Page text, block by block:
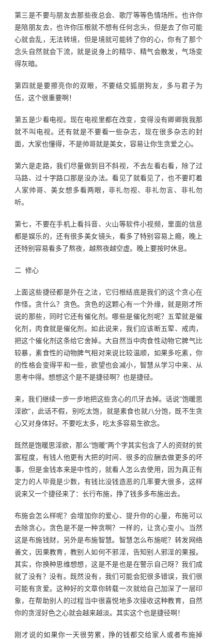
第三是不要与朋友去那些夜总会、歌厅等等色情场所。也许你
是陪朋友去，也许你压根就不想有任何念头，但是去了你可能
心就会乱，无法转境，但是境就可能转了你的心，你有了那个
念头自然就会下流，就是说身上的精华、精气会散发，气场变
得灰暗。
第四就是要擦亮你的双眼，不要结交狐朋狗友，多与君子为
伍，这个很重要啊！
第五是少看电视。现在电视里都在改变，变得没有卿卿我我那
就不叫电视。还有就是不要看一些杂志，现在很多杂志的封
面，大家也懂得，不是帅哥就是美女，容易让你生贪爱之心。
第六是走路，我们尽量做到目不斜视，不去左看右看，除了过
马路、过十字路口那是没办法。看见了就看见了，也不要盯着
人家帅哥、美女想多看两眼，非礼勿视、非礼勿言、非礼勿
听。
第七，不要在手机上看抖音、火山等软件小视频，里面的信息
都是娱乐的，还有很多美女镜头，看多了特别容易上瘾，晚上
还特别容易看多了熬夜，越熬夜越空虚。晚上要按时休息。
二  修心
上面这些捷径都是外在之法，它归根结底是我们的这个贪心在
作怪。贪什么？贪色。贪色的这颗心有一个外缘，就是刚才所
说的那些，同时它还有催化剂。哪些是催化剂呢？五荤就是催
化剂，肉食就是催化剂。如此说来，我们应该断五荤、戒肉，
把这个催化剂这条给它舍掉。大自然当中肉食性动物它脾气比
较暴，素食性的动物脾气相对来说比较温顺，如果多吃素，你
的性格会变得平和一些，欲望也会减小，智慧从学习中来、从
思考中得。想想这个是不是捷径啊？也是捷径。
来，我们继续一步一步地把这些贪心的爪牙去掉。话说“饱暖思
淫欲”，此话不假，别吃太饱，就是素食也就八分饱，既不生贪
心又对身体好。不要吃太多，吃太多容易生欲念。
既然是饱暖思淫欲，那么“饱暖”两个字其实包含了人的资财的贫
富程度，有钱人他更有大把的时间、很多的应酬去做更多的坏
事，但是金钱本来是中性的，就看人怎么去使用，因为真正有
定力的人毕竟是少数，有钱比没钱造恶的几率要大很多，这样
说来又一个捷径来了：长行布施，挣了钱多多布施出去。
布施会怎么样呢？会增加你的爱心、提升你的心量，布施可以
去除贪心。贪色是不是一种贪啊？一样的，让贪心变小。当然
这是布施钱财，另外是布施智慧。智慧怎么布施呢？转发网络
善文，因果教育，教别人如何不邪淫，告知别人邪淫的果报。
其实，你换种思维想想，这是不是也是在警示自己呀？我们成
就了没有？没有。既然没有，我们可能会犯很多错误，我们很
可能有贪爱。这种好的文章你转载一次就给自己加深了一层印
象，在帮助别人的过程当中很喜悦地多次接收这种教育，自然
你的贪淫好色之心就会越来越淡。其实这个也是捷径啊！
刚才说的如果你一天很劳累，挣的钱都交给家人或者布施掉